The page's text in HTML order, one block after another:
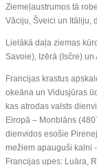
Ziemeļaustrumos tā
Vāciju, Šveici un Itāliju,
Lielākā daļa ziemas
Savoie), Izērā (Isčre) un
Francijas krastus
okeāna un Vidusjūras
kas atrodas valsts
Eiropā – Monblāns
dienvidos esošie
mežiem apauguši kalni
Francijas upes: Luāra,